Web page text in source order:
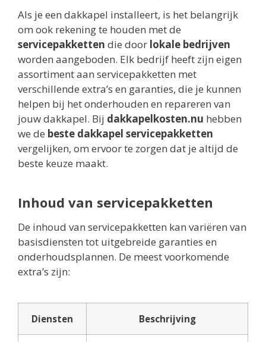
Als je een dakkapel installeert, is het belangrijk
om ook rekening te houden met de
servicepakketten die door lokale bedrijven
worden aangeboden. Elk bedrijf heeft zijn eigen
assortiment aan servicepakketten met
verschillende extra’s en garanties, die je kunnen
helpen bij het onderhouden en repareren van
jouw dakkapel. Bij dakkapelkosten.nu hebben
we de beste dakkapel servicepakketten
vergelijken, om ervoor te zorgen dat je altijd de
beste keuze maakt.
Inhoud van servicepakketten
De inhoud van servicepakketten kan variëren van
basisdiensten tot uitgebreide garanties en
onderhoudsplannen. De meest voorkomende
extra’s zijn:
Diensten Beschrijving